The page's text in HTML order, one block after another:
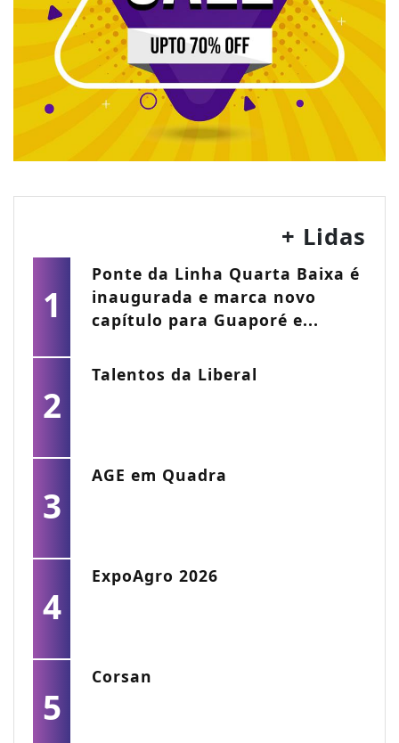
+ Lidas
1
Ponte da Linha Quarta Baixa é
inaugurada e marca novo
capítulo para Guaporé e...
2
Talentos da Liberal
3
AGE em Quadra
4
ExpoAgro 2026
5
Corsan